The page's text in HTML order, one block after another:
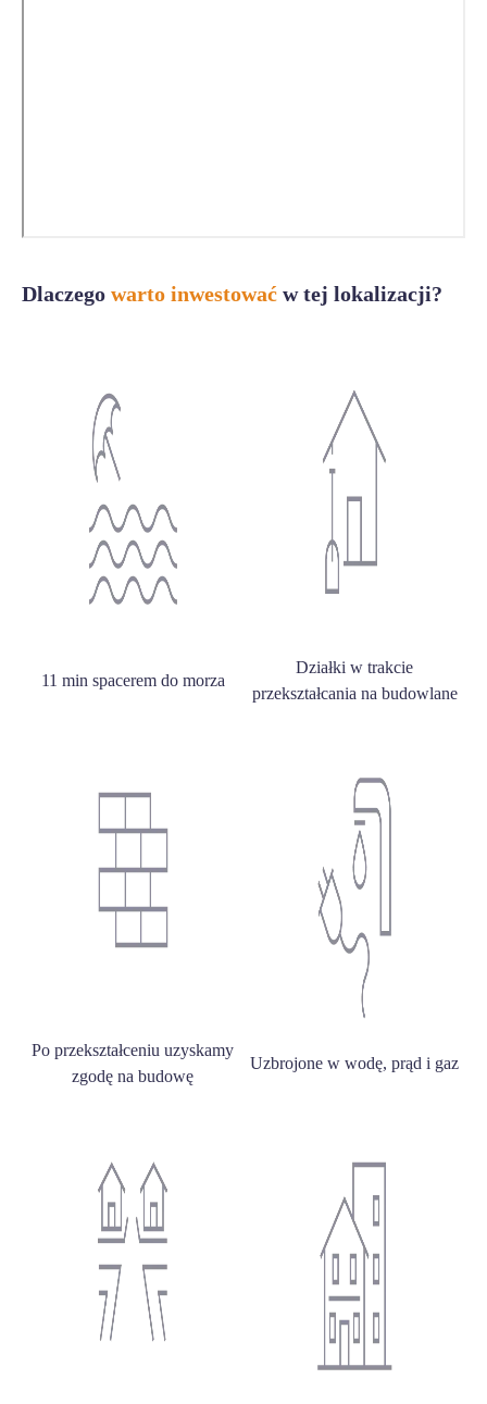
Dlaczego warto inwestować w tej lokalizacji?
11 min spacerem do morza
Działki w trakcie
przekształcania na budowlane
Po przekształceniu uzyskamy
zgodę na budowę
Uzbrojone w wodę, prąd i gaz